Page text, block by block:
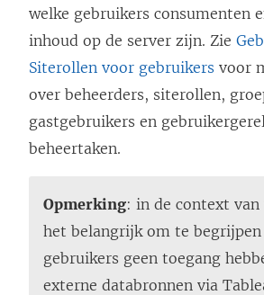
welke gebruikers consumenten
inhoud op de server zijn. Zie
Siterollen voor gebruikers voor
over beheerders, siterollen,
gastgebruikers en
beheertaken.
Opmerking: in de context
het belangrijk om te
gebruikers geen toegang
externe databronnen via